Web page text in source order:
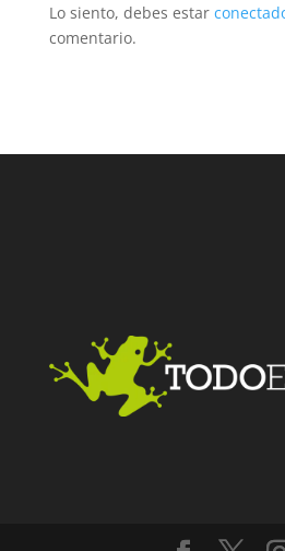
Lo siento, debes estar
comentario.
Facebook